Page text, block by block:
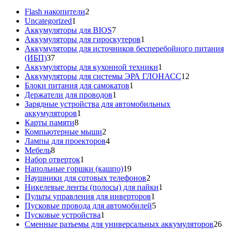
Flash накопители2
Uncategorized1
товар
Аккумуляторы для BIOS77
товаров
Аккумуляторы для гироскутеров1
товар
Аккумуляторы для источников бесперебойного питания
(ИБП)3737
товаров
Аккумуляторы для кухонной техники1
товар
Аккумуляторы для системы ЭРА ГЛОНАСС12
Блоки питания для самокатов1
Держатели для проводов1
товар
Зарядные устройства для автомобильных
аккумуляторов1
Карты памяти88
товаров
Компьютерные мыши2
товара
Лампы для проекторов44
Мебель88
товаров
Набор отверток1
товар
Напольные горшки (кашпо)1919
товаров
Наушники для сотовых телефонов2
товара
Никелевые ленты (полосы) для пайки1
Пульты управления для инверторов1
товар
Пусковые провода для автомобилей55
Пусковые устройства1
товар
Сменные разъемы для универсальных аккумуляторов2626